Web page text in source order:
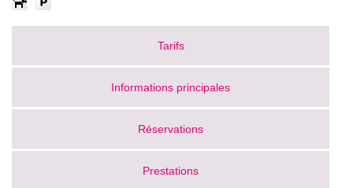
Tarifs
Informations principales
Réservations
Prestations